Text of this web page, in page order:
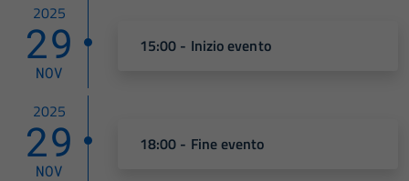
2025
29
NOV
15:00 - Inizio evento
2025
29
NOV
18:00 - Fine evento